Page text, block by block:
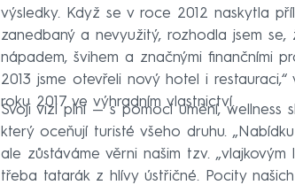
výsledky. Když se v roce 2012 naskytla
zanedbaný a nevyužitý, rozhodla jsem
nápadem, švihem a značnými finančními
2013 jsme otevřeli nový hotel i
roku 2017 ve výhradním vlastnictví.
Svoji vizi plní — s pomocí umění, wellness
který oceňují turisté všeho druhu.
ale zůstáváme věrni našim tzv.
třeba tatarák z hlívy ústřičné. Pocity